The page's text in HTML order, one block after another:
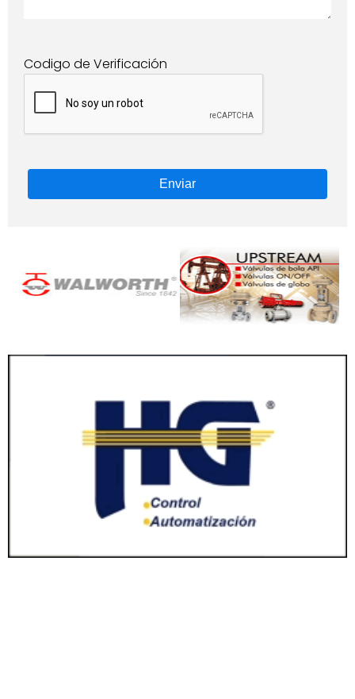
Codigo de Verificación
Enviar